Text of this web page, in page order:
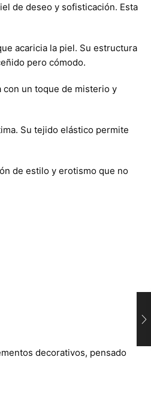
de deseo y sofisticación. Esta
acaricia la piel. Su estructura
pero cómodo.
con un toque de misterio y
Su tejido elástico permite
de estilo y erotismo que no
decorativos, pensado